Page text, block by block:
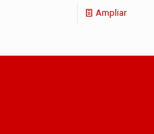
Ampliar